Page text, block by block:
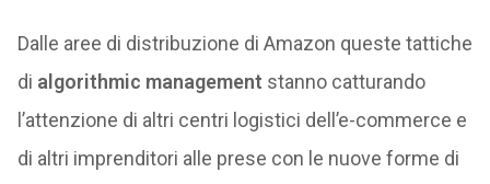
Dalle aree di distribuzione di Amazon queste tattiche
di algorithmic management stanno catturando
l’attenzione di altri centri logistici dell’e-commerce e
di altri imprenditori alle prese con le nuove forme di